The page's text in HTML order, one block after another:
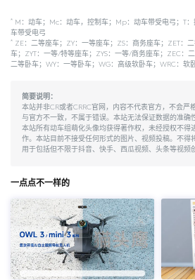
* M：动车；Mc：动车，控制车；Mp：动车带受电弓；T
车带受电弓
* ZE：二等座车；ZY：一等座车；ZS：商务座车；ZET：
车；ZYT：一等/特等座车；ZYS：一等/商务座车；ZEC：
二等卧车；WY：一等卧车；WG：高级软卧车；WRC：软
简要说明：
本站并非CR或者CRRC官网，内容不代表官方，不会
与官方不一致，不属于错误。本站无法保证数据的准确
本站所有动车组萌化头像均获得著作权，未经授权不得
作。本站目前不接受任何形式的图片、视频投稿。不得
用于包括但不限于抖音、快手、西瓜视频、头条等视频
一点点不一样的